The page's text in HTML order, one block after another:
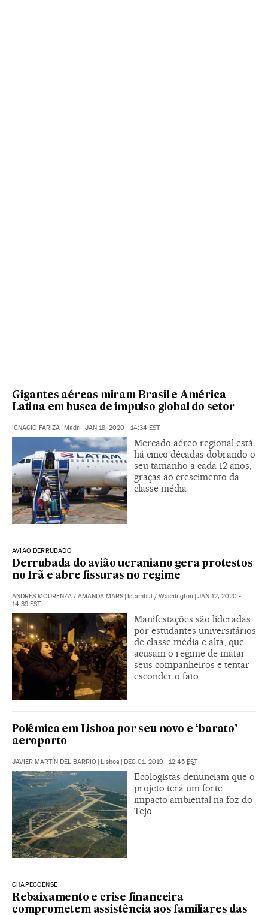
Gigantes aéreas miram Brasil e América
Latina em busca de impulso global do setor
IGNACIO FARIZA | Madri | JAN 18, 2020 - 14:34 EST
Mercado aéreo regional está
há cinco décadas dobrando o
seu tamanho a cada 12 anos,
graças ao crescimento da
classe média
AVIÃO DERRUBADO
Derrubada do avião ucraniano gera protestos
no Irã e abre fissuras no regime
ANDRÉS MOURENZA / AMANDA MARS | Istambul / Washington | JAN 12, 2020 -
14:39 EST
Manifestações são lideradas
por estudantes universitários
de classe média e alta, que
acusam o regime de matar
seus companheiros e tentar
esconder o fato
Polêmica em Lisboa por seu novo e ‘barato’
aeroporto
JAVIER MARTÍN DEL BARRIO | Lisboa | DEC 01, 2019 - 12:45 EST
Ecologistas denunciam que o
projeto terá um forte
impacto ambiental na foz do
Tejo
CHAPECOENSE
Rebaixamento e crise financeira
comprometem assistência aos familiares das